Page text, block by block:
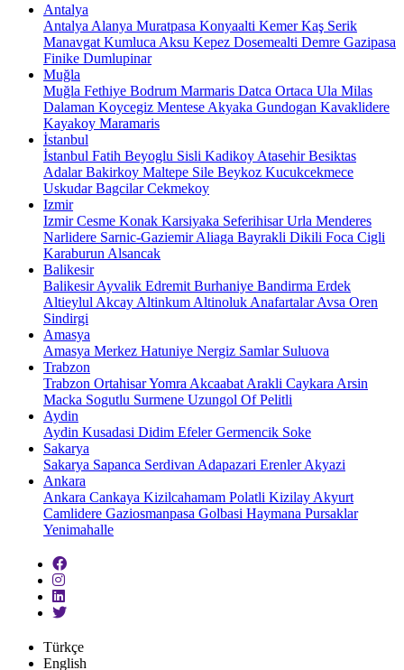
Antalya
Antalya Alanya Muratpasa Konyaalti KemerKaş Serik
Manavgat Kumluca Aksu Kepez Dosemealti Demre Gazipasa
Finike Dumlupinar
Muğla
Muğla Fethiye Bodrum Marmaris Datca Ortaca Ula Milas
Dalaman Koycegiz Mentese Akyaka Gundogan Kavaklidere
Kayakoy Maramaris
İstanbul
İstanbul Fatih Beyoglu Sisli Kadikoy AtasehirBesiktas
AdalarBakirkoy Maltepe Sile Beykoz Kucukcekmece
UskudarBagcilarCekmekoy
Izmir
IzmirCesme Konak Karsiyaka SeferihisarUrla Menderes
Narlidere Sarnic-GaziemirAliaga Bayrakli Dikili Foca Cigli
Karaburun Alsancak
Balikesir
BalikesirAyvalik Edremit Burhaniye Bandirma Erdek
Altieylul Akcay Altinkum Altinoluk AnafartalarAvsa Oren
Sindirgi
Amasya
Amasya Merkez Hatuniye Nergiz Samlar Suluova
Trabzon
Trabzon OrtahisarYomra Akcaabat Arakli Caykara Arsin
Macka Sogutlu Surmene Uzungol OfPelitli
Aydin
Aydin Kusadasi Didim EfelerGermencik Soke
Sakarya
Sakarya Sapanca Serdivan Adapazari ErenlerAkyazi
Ankara
Ankara Cankaya Kizilcahamam Polatli Kizilay Akyurt
Camlidere Gaziosmanpasa Golbasi Haymana Pursaklar
Yenimahalle
Türkçe
English